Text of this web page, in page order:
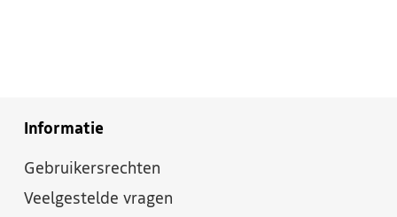
Informatie
Gebruikersrechten
Veelgestelde vragen